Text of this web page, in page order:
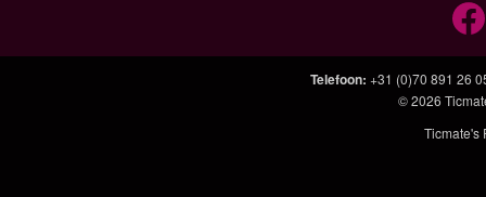
Telefoon: +31 (0)70 891 26
© 2026
Ticmate's